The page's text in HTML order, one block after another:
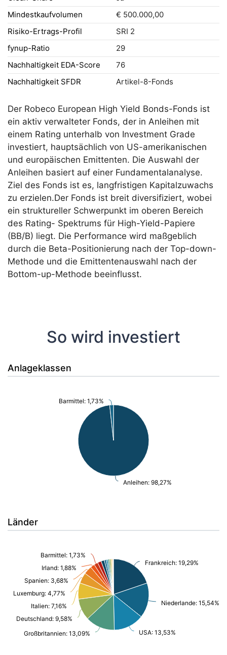
Mindestkaufvolumen
€ 500.000,00
Risiko-Ertrags-Profil
SRI 2
fynup-Ratio
29
Nachhaltigkeit EDA-Score
76
Nachhaltigkeit SFDR
Artikel-8-Fonds
Der Robeco European High Yield Bonds-Fonds ist
ein aktiv verwalteter Fonds, der in Anleihen mit
einem Rating unterhalb von Investment Grade
investiert, hauptsächlich von US-amerikanischen
und europäischen Emittenten. Die Auswahl der
Anleihen basiert auf einer Fundamentalanalyse.
Ziel des Fonds ist es, langfristigen Kapitalzuwachs
zu erzielen.Der Fonds ist breit diversifiziert, wobei
ein struktureller Schwerpunkt im oberen Bereich
des Rating- Spektrums für High-Yield-Papiere
(BB/B) liegt. Die Performance wird maßgeblich
durch die Beta-Positionierung nach der Top-down-
Methode und die Emittentenauswahl nach der
Bottom-up-Methode beeinflusst.
So wird investiert
Anlageklassen
Anleihen: 98,27%
Barmittel: 1,73%
Länder
Frankreich: 19,29%
Niederlande: 15,54%
USA: 13,53%
Großbritannien: 13,09%
Deutschland: 9,58%
Italien: 7,16%
Luxemburg: 4,77%
Spanien: 3,68%
Irland: 1,88%
Barmittel: 1,73%